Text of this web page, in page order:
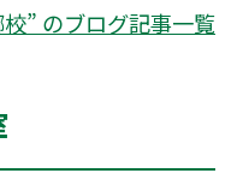
” のブログ記事一覧